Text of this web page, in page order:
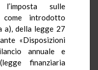
l’imposta sulle
come introdotto
a), della legge 27
«Disposizioni
annuale e
finanziaria